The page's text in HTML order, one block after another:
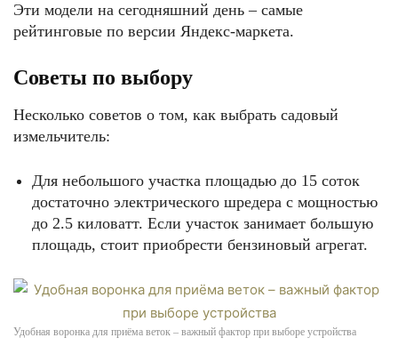
Эти модели на сегодняшний день – самые
рейтинговые по версии Яндекс-маркета.
Советы по выбору
Несколько советов о том, как выбрать садовый
измельчитель:
Для небольшого участка площадью до 15 соток
достаточно электрического шредера с мощностью
до 2.5 киловатт. Если участок занимает большую
площадь, стоит приобрести бензиновый агрегат.
Удобная воронка для приёма веток – важный фактор при выборе устройства